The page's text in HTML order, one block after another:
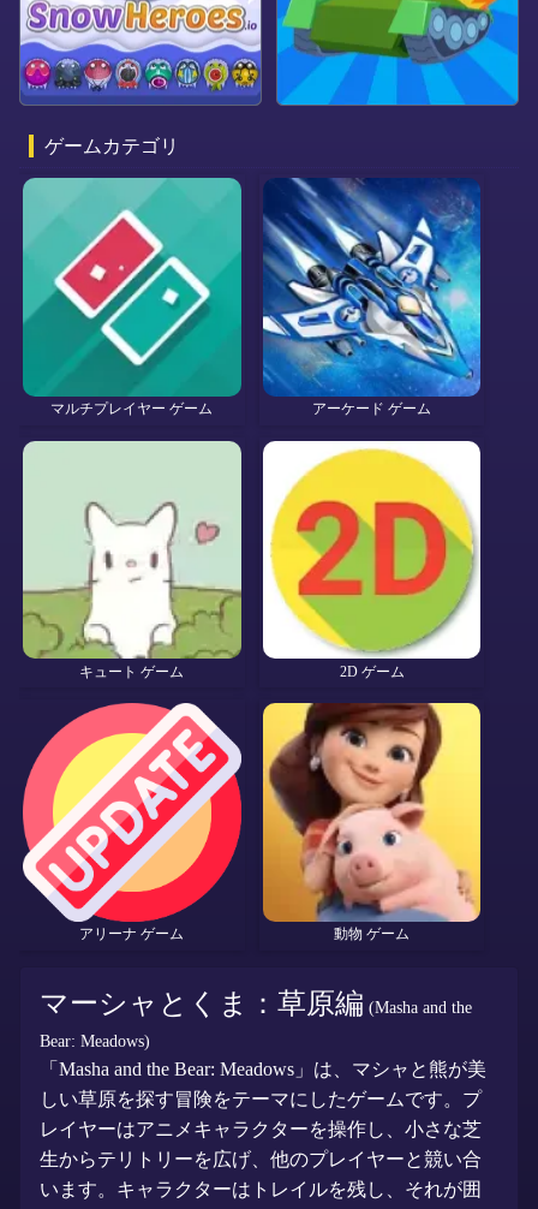
ゲームカテゴリ
マルチプレイヤー ゲーム アーケード ゲーム
キュート ゲーム 2D ゲーム
アリーナ ゲーム 動物 ゲーム
マーシャとくま：草原編 (Masha and the
Bear: Meadows)
「Masha and the Bear: Meadows」は、マシャと熊が美
しい草原を探す冒険をテーマにしたゲームです。プ
レイヤーはアニメキャラクターを操作し、小さな芝
生からテリトリーを広げ、他のプレイヤーと競い合
います。キャラクターはトレイルを残し、それが囲